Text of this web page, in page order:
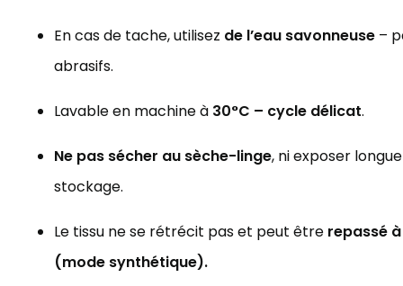
En cas de tache, utilisez de l’eau savonneuse –
abrasifs.
Lavable en machine à 30°C – cycle délicat.
Ne pas sécher au sèche-linge, ni exposer
stockage.
Le tissu ne se rétrécit pas et peut être repassé
(mode synthétique).